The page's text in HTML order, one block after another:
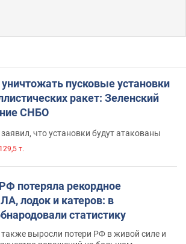
пусковые установки
ракет: Зеленский
СНБО
что установки будут атакованы
129,5 т.
потеряла рекордное
лодок и катеров: в
статистику
выросли потери РФ в живой силе и